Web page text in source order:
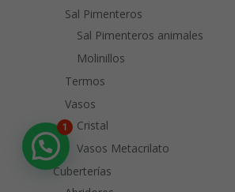
Sal Pimenteros
Sal Pimenteros animales
Molinillos
Termos
Vasos
Cristal
Vasos Metacrilato
Cuberterías
1